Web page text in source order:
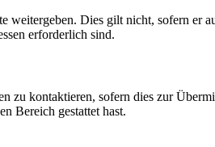
Dies gilt nicht, sofern er
erforderlich sind.
zu kontaktieren, sofern dies zur
Bereich gestattet hast.